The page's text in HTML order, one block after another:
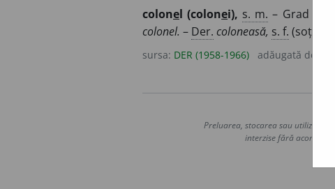
colonel (colonei), s. m. – Grad de
colonel. – Der. coloneasă, s. f. (soție
sursa: DER (1958-1966) adăugată de
Preluarea, stocarea sau utilizarea
interzise fără acordul